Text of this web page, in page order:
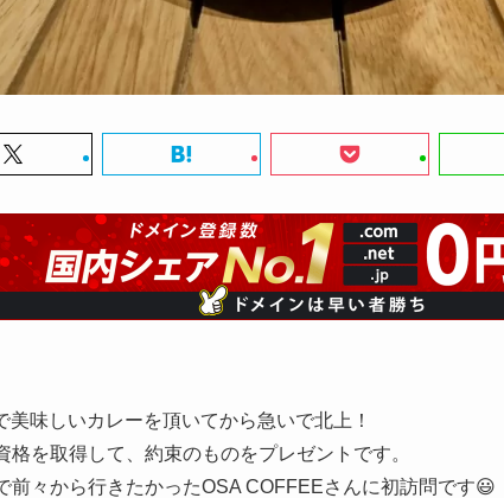
味しいカレーを頂いてから急いで北上！
を取得して、約束のものをプレゼントです。
前々から行きたかったOSA COFFEEさんに初訪問です😃